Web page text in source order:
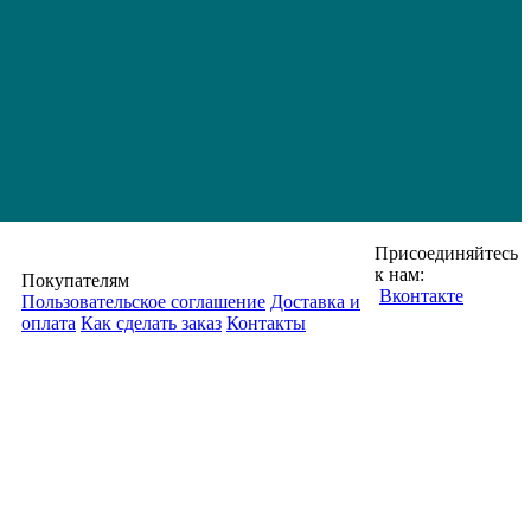
Покупателям
Пользовательское соглашение Доставка и
оплата Как сделать заказ Контакты
Присоединяйтесь
к нам:
Вконтакте